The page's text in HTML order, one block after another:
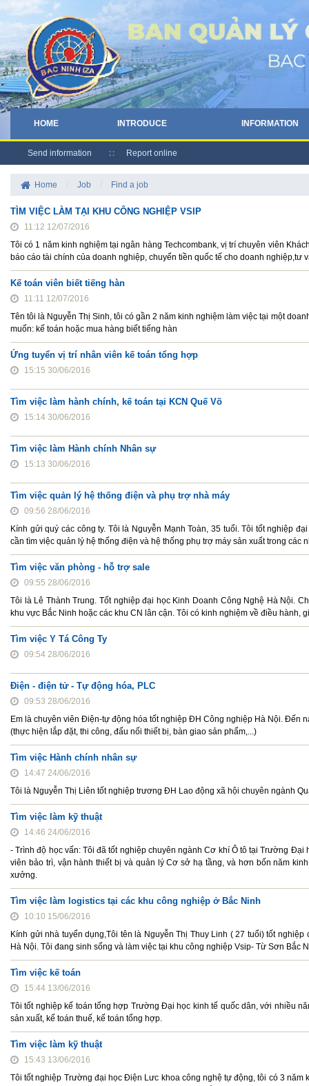
HOME INTRODUCE INFORMATION
Send information Report online
Home Job Find a job
TÌM VIỆC LÀM TẠI KHU CÔNG NGHIỆP VSIP
11:12 12/07/2016
Tôi có 1 năm kinh nghiệm tại ngân hàng Techcombank, vị trí chuyên viên
báo cáo tài chính của doanh nghiệp, chuyển tiền quốc tế cho doanh nghiệp,tư
Kế toán viên biết tiếng hàn
11:11 12/07/2016
Tên tôi là Nguyễn Thị Sinh, tôi có gần 2 năm kinh nghiệm làm việc tại một
muốn: kế toán hoặc mua hàng biết tiếng hàn
Ứng tuyển vị trí nhân viên kế toán tổng hợp
15:15 30/06/2016
Tìm việc làm hành chính, kế toán tại KCN Quế Võ
15:14 30/06/2016
Tìm việc làm Hành chính Nhân sự
15:13 30/06/2016
Tìm việc quản lý hệ thống điện và phụ trợ nhà máy
09:56 28/06/2016
Kính gửi quý các công ty. Tôi là Nguyễn Mạnh Toàn, 35 tuổi. Tôi tốt nghiệp
cần tìm việc quản lý hệ thống điện và hệ thống phụ trợ máy sản xuất trong các
Tìm việc văn phòng - hỗ trợ sale
09:55 28/06/2016
Tôi là Lê Thành Trung. Tốt nghiệp đại học Kinh Doanh Công Nghệ Hà Nội.
khu vực Bắc Ninh hoặc các khu CN lân cận. Tôi có kinh nghiệm về điều hành,
Tìm việc Y Tá Công Ty
09:54 28/06/2016
Điện - điện tử - Tự động hóa, PLC
09:53 28/06/2016
Em là chuyên viên Điện-tự động hóa tốt nghiệp ĐH Công nghiệp Hà Nội. Đến
(thực hiện lắp đặt, thi công, đấu nối thiết bị, bàn giao sản phẩm,...)
Tìm việc Hành chính nhân sự
14:47 24/06/2016
Tôi là Nguyễn Thị Liên tốt nghiệp trương ĐH Lao động xã hội chuyên ngành
Tìm việc làm kỹ thuật
14:46 24/06/2016
- Trình độ học vấn: Tôi đã tốt nghiệp chuyên ngành Cơ khí Ô tô tại Trường
viên bảo trì, vận hành thiết bị và quản lý Cơ sở hạ tầng, và hơn bốn năm
xưởng.
Tìm việc làm logistics tại các khu công nghiệp ở Bắc Ninh
10:10 15/06/2016
Kính gửi nhà tuyển dụng,Tôi tên là Nguyễn Thị Thuy Linh ( 27 tuổi) tốt
Hà Nội. Tôi đang sinh sống và làm việc tại khu công nghiệp Vsip- Từ Sơn Bắc
Tìm việc kế toán
15:44 13/06/2016
Tôi tốt nghiệp kế toán tổng hợp Trường Đại học kinh tế quốc dân, với nhiều
sản xuất, kế toán thuế, kế toán tổng hợp.
Tìm việc làm kỹ thuật
15:43 13/06/2016
Tôi tốt nghiệp Trường đại học Điện Lưc khoa công nghệ tự động, tôi có 3